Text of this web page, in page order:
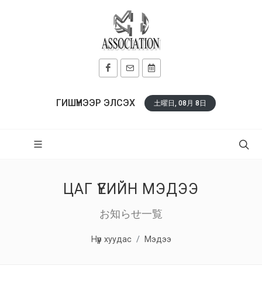
ГИШҮҮНЭЭР ЭЛСЭХ 土曜日, 08月 8日
ЦАГ ҮЕИЙН МЭДЭЭ
お知らせ一覧
Нүүр хуудас Мэдээ